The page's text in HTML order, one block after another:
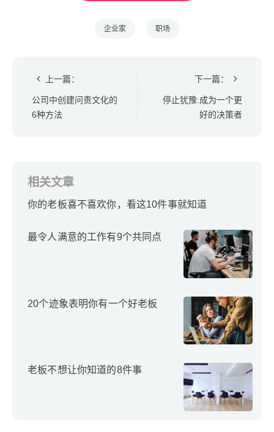
企业家 职场
上一篇：
公司中创建问责文化的
6种方法
下一篇：
停止犹豫:成为一个更
好的决策者
相关文章
你的老板喜不喜欢你，看这10件事就知道
最令人满意的工作有9个共同点
20个迹象表明你有一个好老板
老板不想让你知道的8件事